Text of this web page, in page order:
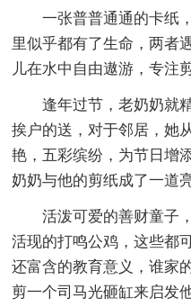
一张普普通通的卡纸
里似乎都有了生命，两者
儿在水中自由遨游，专注
逢年过节，老奶奶就
挨户的送，对于邻居，她
艳，五彩缤纷，为节日增
奶奶与他的剪纸成了一道
活泼可爱的善财童子
活现的打鸣公鸡，这些都
还富含的教育意义，谁家
剪一个司马光砸缸来启发